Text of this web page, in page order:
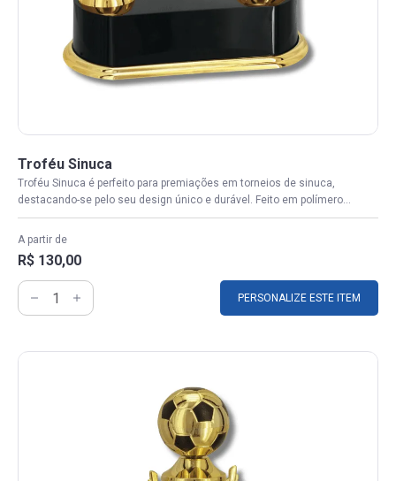
Troféu Sinuca
Troféu Sinuca é perfeito para premiações em torneios de sinuca,
destacando-se pelo seu design único e durável. Feito em polímero...
A partir de
R$ 130,00
PERSONALIZE ESTE ITEM